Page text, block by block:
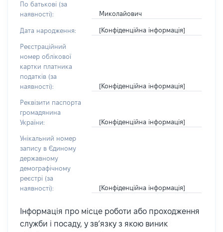
По батькові (за
наявності):
Миколайович
Дата народження: [Конфіденційна інформація]
Реєстраційний
номер облікової
картки платника
податків (за
наявності):
[Конфіденційна інформація]
Реквізити паспорта
громадянина
України:
[Конфіденційна інформація]
Унікальний номер
запису в Єдиному
державному
демографічному
реєстрі (за
наявності):
[Конфіденційна інформація]
Інформація про місце роботи або проходження
служби і посаду, у зв’язку з якою виник